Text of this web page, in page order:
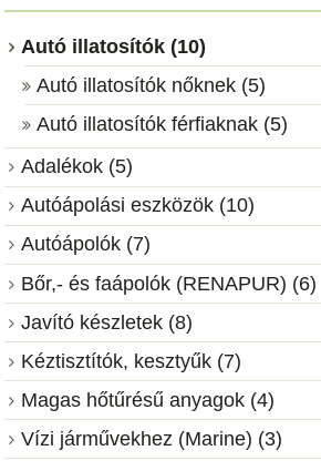
Autó illatosítók (10)
Autó illatosítók nőknek (5)
Autó illatosítók férfiaknak (5)
Adalékok (5)
Autóápolási eszközök (10)
Autóápolók (7)
Bőr,- és faápolók (RENAPUR) (6)
Javító készletek (8)
Kéztisztítók, kesztyűk (7)
Magas hőtűrésű anyagok (4)
Vízi járművekhez (Marine) (3)